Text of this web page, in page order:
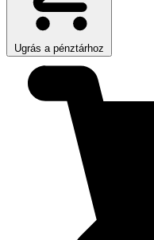
Ugrás a pénztárhoz